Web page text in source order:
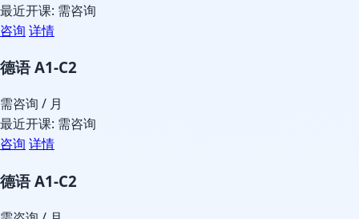
最近开课: 需咨询
咨询 详情
德语 A1-C2
需咨询 / 月
最近开课: 需咨询
咨询 详情
德语 A1-C2